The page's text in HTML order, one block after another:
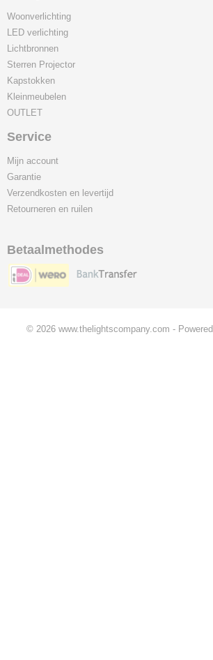
Woonverlichting
LED verlichting
Lichtbronnen
Sterren Projector
Kapstokken
Kleinmeubelen
OUTLET
Service
Mijn account
Garantie
Verzendkosten en levertijd
Retourneren en ruilen
Betaalmethodes
© 2026 www.thelightscompany.com -